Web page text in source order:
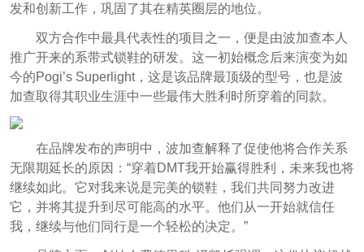
发和创新工作，巩固了其在精英圈层的地位。
双方合作中最具代表性的项目之一，便是由波加查本人
推广开来的系带式锁鞋的研发。这一初始概念后来演变为如
今的Pogi’s Superlight，这是该品牌最顶级的型号，也是波
加查取得其职业生涯中一些最伟大胜利时所穿着的同款。
在品牌发布的声明中，波加查解释了促使他将合作关系
无限期延长的原因：“穿着DMT我开始赢得胜利，未来我也将
继续如此。它对我来说是完美的锁鞋，我们共同努力改进
它，并将其提升到尽可能高的水平。他们从一开始就信任
我，继续与他们同行是一个轻松的决定。”